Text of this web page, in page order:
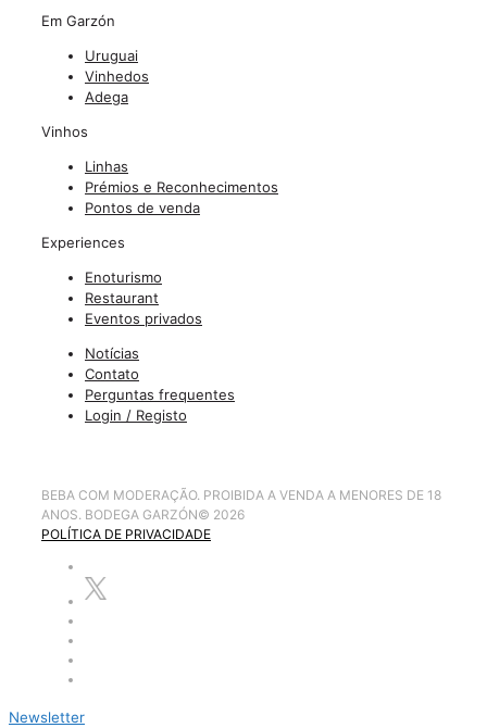
Em Garzón
Uruguai
Vinhedos
Adega
Vinhos
Linhas
Prémios e Reconhecimentos
Pontos de venda
Experiences
Enoturismo
Restaurant
Eventos privados
Notícias
Contato
Perguntas frequentes
Login / Registo
BEBA COM MODERAÇÃO. PROIBIDA A VENDA A MENORES DE 18
ANOS. BODEGA GARZÓN© 2026
POLÍTICA DE PRIVACIDADE
Newsletter